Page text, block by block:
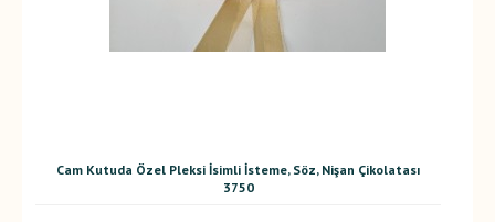
Cam Kutuda Özel Pleksi İsimli İsteme, Söz, Nişan Çikolatası
3750